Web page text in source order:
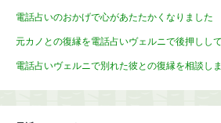
電話占いのおかげで心があたたかくなりました
元カノとの復縁を電話占いヴェルニで後押しし
電話占いヴェルニで別れた彼との復縁を相談し